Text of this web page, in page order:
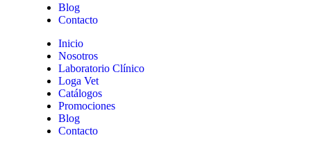
Blog
Contacto
Inicio
Nosotros
Laboratorio Clínico
Loga Vet
Catálogos
Promociones
Blog
Contacto